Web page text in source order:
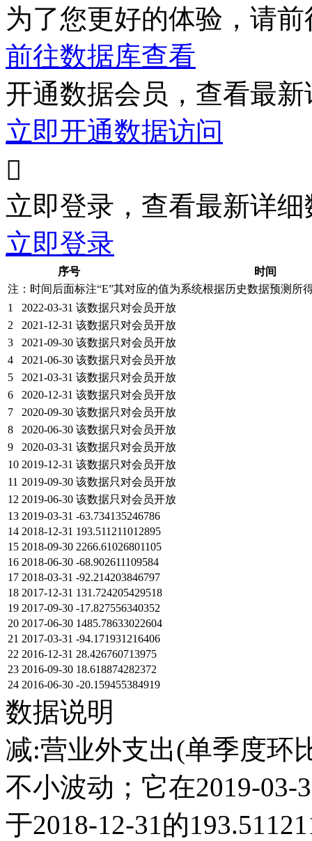
为了您更好的体验，请
前往数据库查看
开通数据会员，查看最
立即开通数据访问

立即登录，查看最新详细
立即登录
序号
时间
注：时间后面标注“E”其对应的值为系统根据历史数据预测所
1
2022-03-31 该数据只对会员开放
2
2021-12-31 该数据只对会员开放
3
2021-09-30 该数据只对会员开放
4
2021-06-30 该数据只对会员开放
5
2021-03-31 该数据只对会员开放
6
2020-12-31 该数据只对会员开放
7
2020-09-30 该数据只对会员开放
8
2020-06-30 该数据只对会员开放
9
2020-03-31 该数据只对会员开放
10 2019-12-31 该数据只对会员开放
11 2019-09-30 该数据只对会员开放
12 2019-06-30 该数据只对会员开放
13 2019-03-31 -63.734135246786
14 2018-12-31 193.511211012895
15 2018-09-30 2266.61026801105
16 2018-06-30 -68.902611109584
17 2018-03-31 -92.214203846797
18 2017-12-31 131.724205429518
19 2017-09-30 -17.827556340352
20 2017-06-30 1485.78633022604
21 2017-03-31 -94.171931216406
22 2016-12-31 28.426760713975
23 2016-09-30 18.618874282372
24 2016-06-30 -20.159455384919
数据说明
减:营业外支出(单季度环
不小波动；它在2019-03-
于2018-12-31的